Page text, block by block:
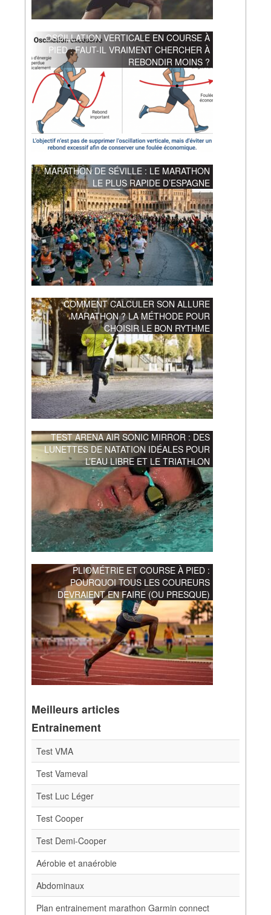
OSCILLATION VERTICALE EN COURSE À
PIED : FAUT-IL VRAIMENT CHERCHER À
REBONDIR MOINS ?
MARATHON DE SÉVILLE : LE MARATHON
LE PLUS RAPIDE D’ESPAGNE
COMMENT CALCULER SON ALLURE
MARATHON ? LA MÉTHODE POUR
CHOISIR LE BON RYTHME
TEST ARENA AIR SONIC MIRROR : DES
LUNETTES DE NATATION IDÉALES POUR
L’EAU LIBRE ET LE TRIATHLON
PLIOMÉTRIE ET COURSE À PIED :
POURQUOI TOUS LES COUREURS
DEVRAIENT EN FAIRE (OU PRESQUE)
Meilleurs articles
Entrainement
Test VMA
Test Vameval
Test Luc Léger
Test Cooper
Test Demi-Cooper
Aérobie et anaérobie
Abdominaux
Plan entrainement marathon Garmin connect